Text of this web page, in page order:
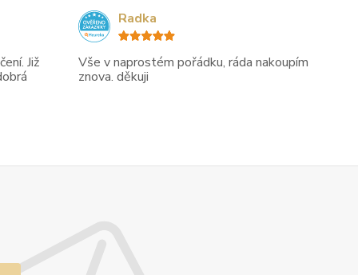
Již
Vše v naprostém pořádku, ráda nakoupím
znova. děkuji
Radka